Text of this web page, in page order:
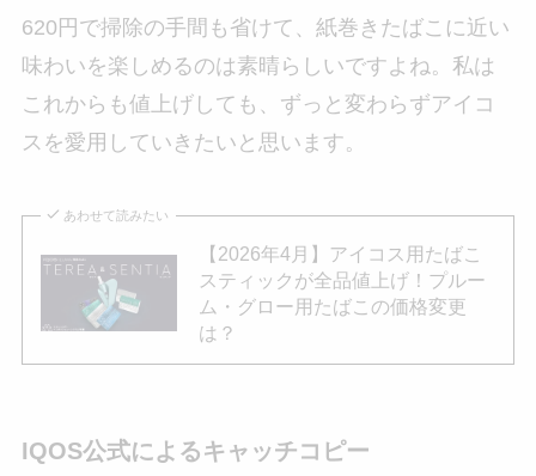
620円で掃除の手間も省けて、紙巻きたばこに近い
味わいを楽しめるのは素晴らしいですよね。私は
これからも値上げしても、ずっと変わらずアイコ
スを愛用していきたいと思います。
あわせて読みたい
【2026年4月】アイコス用たばこ
スティックが全品値上げ！プルー
ム・グロー用たばこの価格変更
は？
IQOS公式によるキャッチコピー